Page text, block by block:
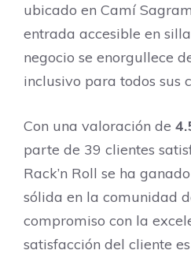
ubicado en Camí
entrada accesible en
negocio se enorgullece
inclusivo para todos sus
Con una valoración de
parte de 39 clientes
Rack’n Roll se ha
sólida en la comunidad
compromiso con la
satisfacción del cliente